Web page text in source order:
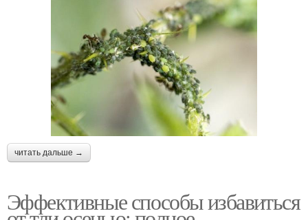
читать дальше →
Эффективные способы избавиться